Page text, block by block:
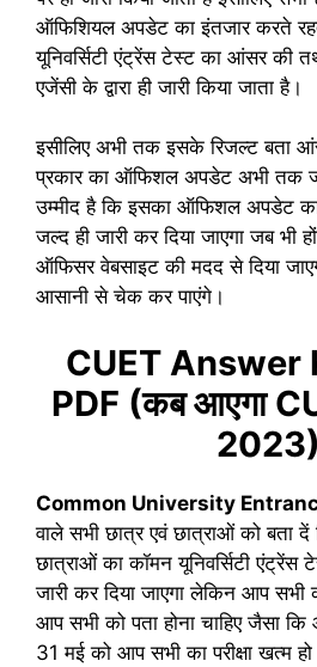
ऑफिशियल अपडेट का इंतजार करते
यूनिवर्सिटी एंट्रेंस टेस्ट का आंसर की
एजेंसी के द्वारा ही जारी किया जाता है।
इसीलिए अभी तक इसके रिजल्ट बता
प्रकार का ऑफिशल अपडेट अभी तक
उम्मीद है कि इसका ऑफिशल अपडेट
जल्द ही जारी कर दिया जाएगा जब
ऑफिसर वेबसाइट की मदद से दिया
आसानी से चेक कर पाएंगे।
CUET Answer
PDF (कब आएगा
2023)
Common University
वाले सभी छात्र एवं छात्राओं को बता
छात्राओं का कॉमन यूनिवर्सिटी
जारी कर दिया जाएगा लेकिन आप
आप सभी को पता होना चाहिए जैसा कि
31 मई को आप सभी का परीक्षा खत्म